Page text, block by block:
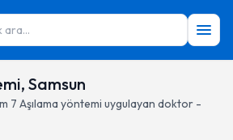
ara...
Samsun
7 Aşılama yöntemi uygulayan doktor -